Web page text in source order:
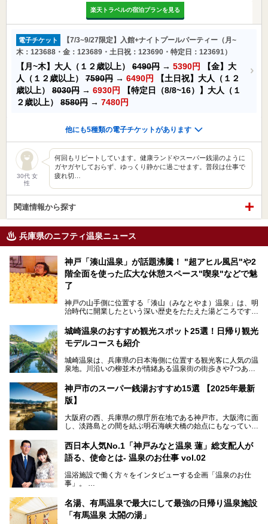
楽天トラベルの宿泊プランを見る
電子チケット
【7/3~9/27限定】入館+ナイトプールパーティー（月~
木：123688・金：123689・土日祝：123690・特定日：123691）
【月~木】大人（１２歳以上） 6490円 → 5390円
【金】大
人（１２歳以上） 7590円 → 6490円
【土日祝】大人（１２
歳以上） 8030円 → 6930円
【特定日（8/8~16）】大人（１
２歳以上） 8580円 → 7480円
他にも5種類の電子チケットがあります
30代 女
性
何回もリピートしています。健康ランドやスーパー銭湯のように
ガヤガヤしておらず、ゆっくり静かに過ごせます。普段は仕事で
疲れ切…
関連情報から探す
兵庫県のニフティ温泉ニュース
神戸「湊山温泉」が話題沸騰！ "超アヒル風呂"や2
階全面を使った広大な休憩スペース"喫泉"などで魅
了
神戸の山手側に位置する「湊山（みなとやま）温泉」は、明
治時代に開業したという深い歴史をたたえた湯どころです。
っぱいに浮かぶアヒルちゃん。さらに、ゆったりくつろげて
コワーキングも可能な休憩スペースも人気に。斬新な企画や
設備で人々をアッと驚かせる湊山温泉の魅力をリポートしま
城崎温泉のおすすめ観光スポット25選！日帰り観光
モデルコースも紹介
城崎温泉は、兵庫県の日本海側に位置する観光客に人気の温
泉地。川沿いの柳並木が情緒ある温泉街の街歩きや7つある
られています。鉄道の駅から温泉街が近く、歩いて回るのに
ちょうどよい規模で、日帰りでの訪問にもおすすめです。
の観光スポットをピックアップ。温泉やご当地グルメなどを
盛り込んだ日帰り観光モデルコースも紹介しているので、ぜ
神戸市のスーパー銭湯おすすめ15選 【2025年最新
版】
大阪府の西、兵庫県の県庁所在地である神戸市。大阪湾に面
し、淡路島との間を結ぶ明石海峡大橋の始点にもなっていま
華街をはじめ、きらびやかに発展したハーバーランドなど、
人気観光スポットもめじろ押しです。
そして、温泉好きの視点から見ると、神戸市といえば何とい
湯です。そのお湯をリーズナブルに体験できる健康ランドや
スーパー銭湯があったら……。今回はそんな希望に沿う施設
きます！
西日本人気No.1「神戸みなと温泉 蓮」総支配人が
語る、使命とは- 温泉のお仕事 vol.02
温浴施設で働く方々をインタビューする企画「温泉のお仕
事」。
ング西日本1位、2年連続「ベストオブ宿泊賞」に輝いた
「神戸みなと温泉 蓮」の魅力に迫りました！
名湯、有馬温泉で最大にして最強の日帰り温泉施設
「有馬温泉 太閤の湯」